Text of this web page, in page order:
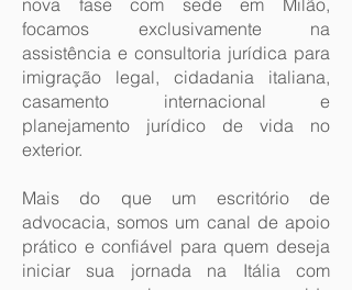
nova fase com sede em Milão,
focamos exclusivamente na
assistência e consultoria jurídica para
imigração legal, cidadania italiana,
casamento internacional e
planejamento jurídico de vida no
exterior.
Mais do que um escritório de
advocacia, somos um canal de apoio
prático e confiável para quem deseja
iniciar sua jornada na Itália com